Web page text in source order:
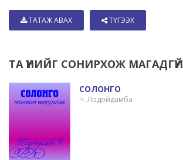
ТАТАЖ АВАХ ТҮГЭЭХ
ТА ҮҮНИЙГ СОНИРХОЖ МАГАДГҮЙ
СОЛОНГО
Ч. Лодойдамба